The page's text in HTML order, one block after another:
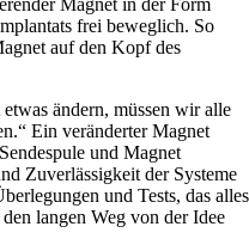
Magnet in der Form
frei beweglich. So
auf den Kopf des
ändern, müssen wir alle
Ein veränderter Magnet
und Magnet
Zuverlässigkeit der Systeme
und Tests, das alles
langen Weg von der Idee